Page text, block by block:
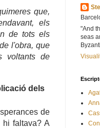
que,
els
detots els
l'obra, que
voltants de
dels
de
hi faltava? A
"And
seas